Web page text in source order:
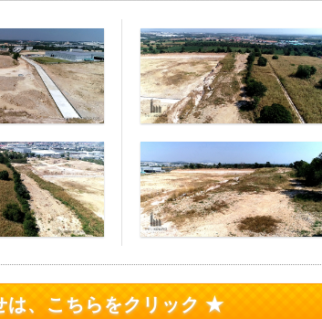
、こちらをクリック ★